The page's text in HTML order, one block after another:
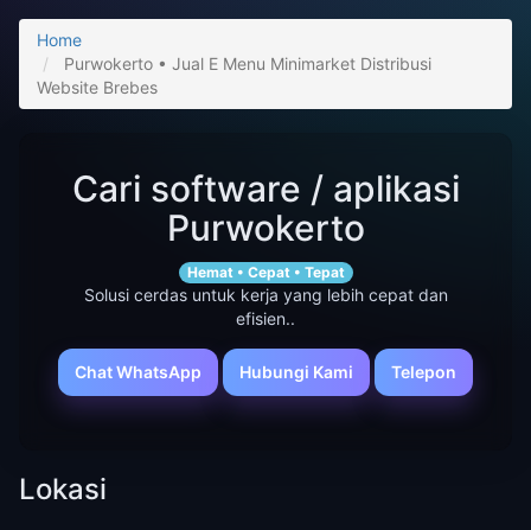
Home
Purwokerto • Jual E Menu Minimarket Distribusi
Website Brebes
Cari software / aplikasi
Purwokerto
Hemat • Cepat • Tepat
Solusi cerdas untuk kerja yang lebih cepat dan
efisien..
Chat WhatsApp Hubungi Kami Telepon
Lokasi